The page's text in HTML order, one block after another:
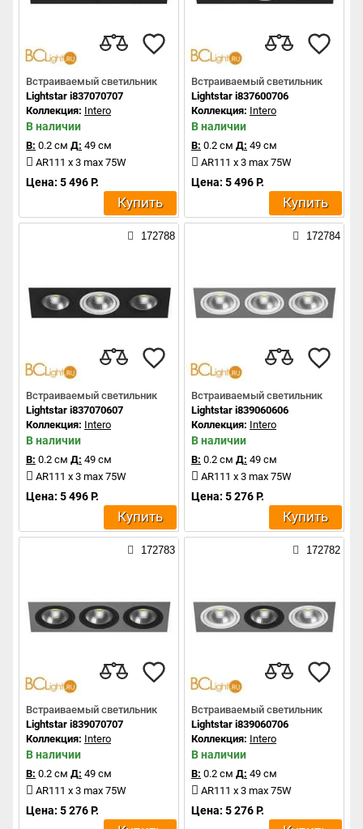
Встраиваемый светильник
Lightstar i837070707
Коллекция: Intero
В наличии
В: 0.2 см Д: 49 см
AR111 x 3 max 75W
Цена: 5 496 Р.
Купить
Встраиваемый светильник
Lightstar i837600706
Коллекция: Intero
В наличии
В: 0.2 см Д: 49 см
AR111 x 3 max 75W
Цена: 5 496 Р.
Купить
172788
Встраиваемый светильник
Lightstar i837070607
Коллекция: Intero
В наличии
В: 0.2 см Д: 49 см
AR111 x 3 max 75W
Цена: 5 496 Р.
Купить
172784
Встраиваемый светильник
Lightstar i839060606
Коллекция: Intero
В наличии
В: 0.2 см Д: 49 см
AR111 x 3 max 75W
Цена: 5 276 Р.
Купить
172783
Встраиваемый светильник
Lightstar i839070707
Коллекция: Intero
В наличии
В: 0.2 см Д: 49 см
AR111 x 3 max 75W
Цена: 5 276 Р.
172782
Встраиваемый светильник
Lightstar i839060706
Коллекция: Intero
В наличии
В: 0.2 см Д: 49 см
AR111 x 3 max 75W
Цена: 5 276 Р.